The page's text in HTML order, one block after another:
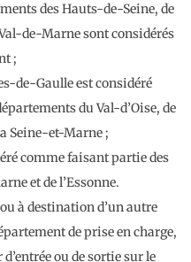
des Hauts-de-Seine, de
de-Marne sont considérés
;
de-Gaulle est considéré
du Val-d’Oise, de
Seine-et-Marne ;
comme faisant partie des
et de l’Essonne.
à destination d’un autre
de prise en charge,
ou de sortie sur le